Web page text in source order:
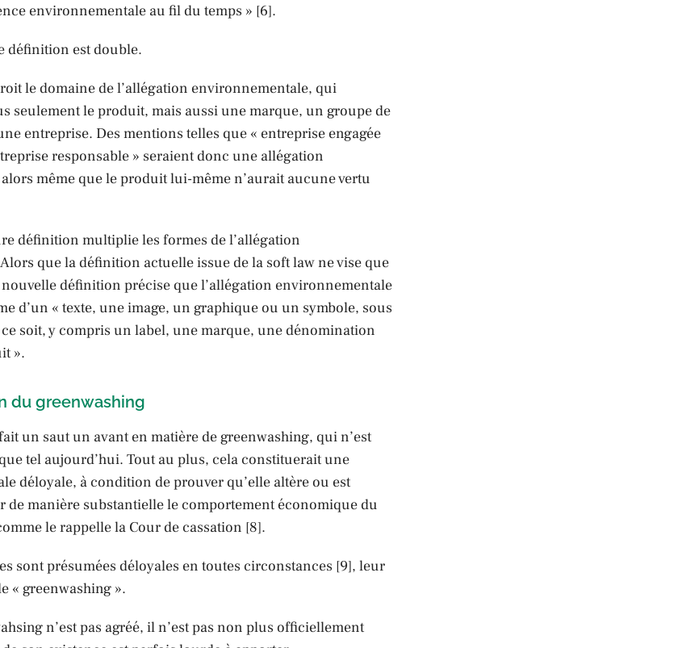
environnementale au fil du temps » [6].
définition est double.
le domaine de l’allégation environnementale, qui
seulement le produit, mais aussi une marque, un groupe de
entreprise. Des mentions telles que « entreprise engagée
responsable » seraient donc une allégation
même que le produit lui-même n’aurait aucune vertu
définition multiplie les formes de l’allégation
que la définition actuelle issue de la soft law ne vise que
nouvelle définition précise que l’allégation environnementale
d’un « texte, une image, un graphique ou un symbole, sous
soit, y compris un label, une marque, une dénomination
».
du greenwashing
un saut un avant en matière de greenwashing, qui n’est
tel aujourd’hui. Tout au plus, cela constituerait une
déloyale, à condition de prouver qu’elle altère ou est
de manière substantielle le comportement économique du
le rappelle la Cour de cassation [8].
sont présumées déloyales en toutes circonstances [9], leur
« greenwashing ».
n’est pas agréé, il n’est pas non plus officiellement